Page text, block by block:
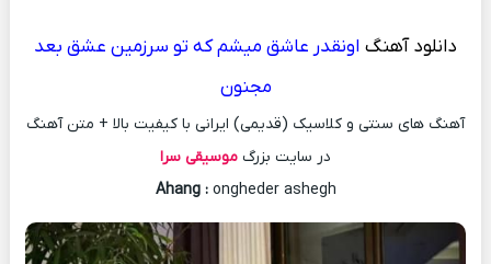
دانلود آهنگ اونقدر عاشق میشم که تو سرزمین عشق بعد
مجنون
آهنگ های سنتی و کلاسیک (قدیمی) ایرانی با کیفیت بالا + متن آهنگ
در سایت بزرگ موسیقی سرا
Ahang :ongheder ashegh